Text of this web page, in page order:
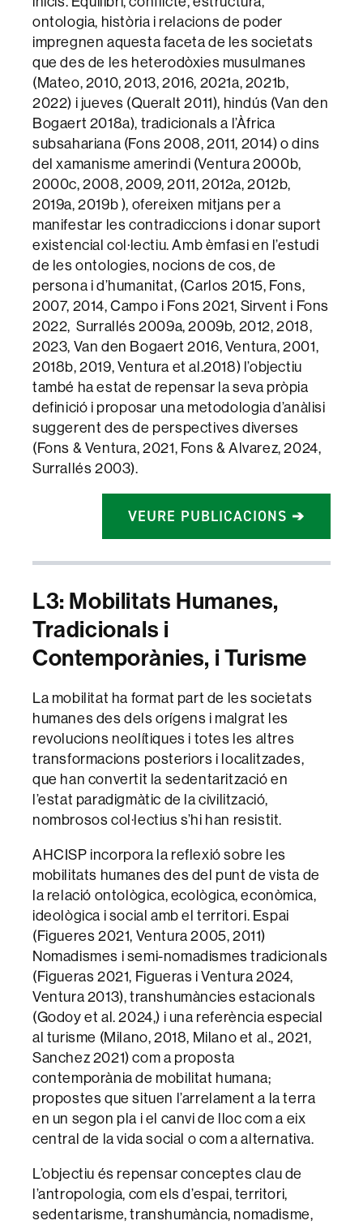
ontologia, història i relacions de poder
impregnen aquesta faceta de les societats
que des de les heterodòxies musulmanes
(Mateo, 2010, 2013, 2016, 2021a, 2021b,
2022) i jueves (Queralt 2011), hindús (Van den
Bogaert 2018a), tradicionals a l’Àfrica
subsahariana (Fons 2008, 2011, 2014) o dins
del xamanisme amerindi (Ventura 2000b,
2000c, 2008, 2009, 2011, 2012a, 2012b,
2019a, 2019b ), ofereixen mitjans per a
manifestar les contradiccions i donar suport
existencial col·lectiu. Amb èmfasi en l’estudi
de les ontologies, nocions de cos, de
persona i d’humanitat, (Carlos 2015, Fons,
2007, 2014, Campo i Fons 2021, Sirvent i Fons
2022, Surrallés 2009a, 2009b, 2012, 2018,
2023, Van den Bogaert 2016, Ventura, 2001,
2018b, 2019, Ventura et al.2018) l’objectiu
també ha estat de repensar la seva pròpia
definició i proposar una metodologia d’anàlisi
suggerent des de perspectives diverses
(Fons & Ventura, 2021, Fons & Alvarez, 2024,
Surrallés 2003).
VEURE PUBLICACIONS ➔
L3: Mobilitats Humanes,
Tradicionals i
Contemporànies, i Turisme
La mobilitat ha format part de les societats
humanes des dels orígens i malgrat les
revolucions neolítiques i totes les altres
transformacions posteriors i localitzades,
que han convertit la sedentarització en
l’estat paradigmàtic de la civilització,
nombrosos col·lectius s’hi han resistit.
AHCISP incorpora la reflexió sobre les
mobilitats humanes des del punt de vista de
la relació ontològica, ecològica, econòmica,
ideològica i social amb el territori. Espai
(Figueres 2021, Ventura 2005, 2011)
Nomadismes i semi-nomadismes tradicionals
(Figueras 2021, Figueras i Ventura 2024,
Ventura 2013), transhumàncies estacionals
(Godoy et al. 2024,) i una referència especial
al turisme (Milano, 2018, Milano et al., 2021,
Sanchez 2021) com a proposta
contemporània de mobilitat humana;
propostes que situen l’arrelament a la terra
en un segon pla i el canvi de lloc com a eix
central de la vida social o com a alternativa.
L’objectiu és repensar conceptes clau de
l’antropologia, com els d’espai, territori,
sedentarisme, transhumància, nomadisme,